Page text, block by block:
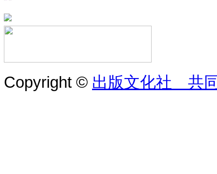
Copyright © 出版文化社 共